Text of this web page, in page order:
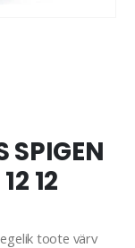
SPIGEN
12
toote värv